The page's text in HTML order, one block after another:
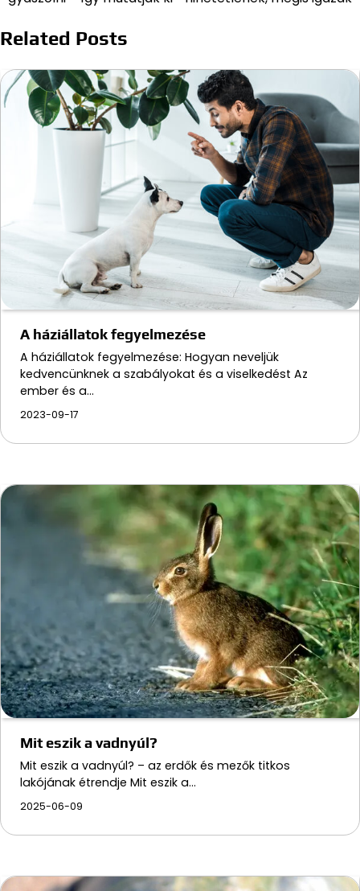
navigáció
Related Posts
A háziállatok fegyelmezése
A háziállatok fegyelmezése: Hogyan neveljük
kedvencünknek a szabályokat és a viselkedést Az
ember és a…
2023-09-17
Mit eszik a vadnyúl?
Mit eszik a vadnyúl? – az erdők és mezők titkos
lakójának étrendje Mit eszik a…
2025-06-09